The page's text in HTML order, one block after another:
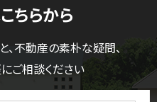
ちらから
、不動産の素朴な疑問、
ご相談ください